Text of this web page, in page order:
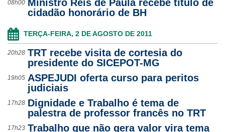
08h00 Ministro Reis de Paula recebe título de
cidadão honorário de BH
TERÇA-FEIRA, 2 DE AGOSTO DE 2011
20h28 TRT recebe visita de cortesia do
presidente do SICEPOT-MG
19h05 ASPEJUDI oferta curso para peritos
judiciais
17h28 Dignidade e Trabalho é tema de
palestra de professor francês no TRT
17h23 Trabalho que não gera valor vira tema